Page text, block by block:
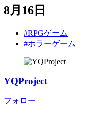
8月16日
#RPGゲーム
#ホラーゲーム
YQProject
フォロー